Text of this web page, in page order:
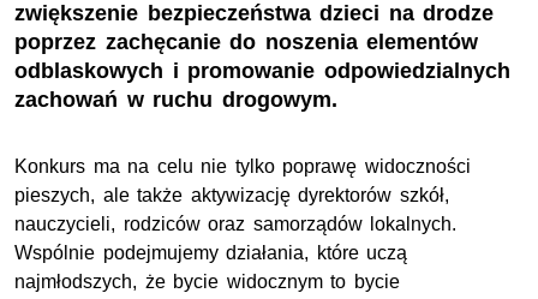
zwiększenie bezpieczeństwa dzieci na drodze
poprzez zachęcanie do noszenia elementów
odblaskowych i promowanie odpowiedzialnych
zachowań w ruchu drogowym.
Konkurs ma na celu nie tylko poprawę widoczności
pieszych, ale także aktywizację dyrektorów szkół,
nauczycieli, rodziców oraz samorządów lokalnych.
Wspólnie podejmujemy działania, które uczą
najmłodszych, że bycie widocznym to bycie